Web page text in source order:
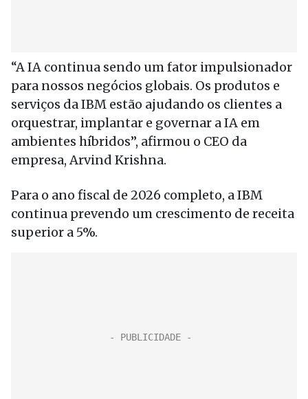
“A IA continua sendo um fator impulsionador
para nossos negócios globais. Os produtos e
serviços da IBM estão ajudando os clientes a
orquestrar, implantar e governar a IA em
ambientes híbridos”, afirmou o CEO da
empresa, Arvind Krishna.
Para o ano fiscal de 2026 completo, a IBM
continua prevendo um crescimento de receita
superior a 5%.